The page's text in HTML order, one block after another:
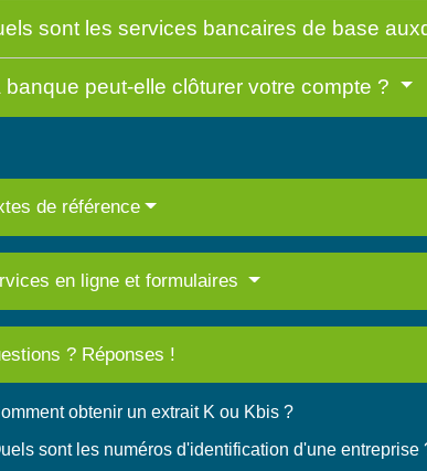
sont les services bancaires de base
banque peut-elle clôturer votre compte ?
de référence
en ligne et formulaires
? Réponses !
obtenir un extrait K ou Kbis ?
sont les numéros d'identification d'une entreprise